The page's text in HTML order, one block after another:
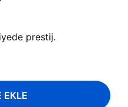
prestij.
EKLE